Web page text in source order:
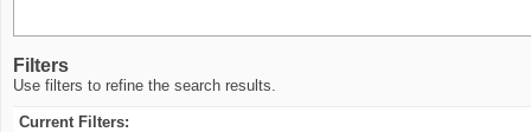
Filters
Use filters to refine the search results.
Current Filters: